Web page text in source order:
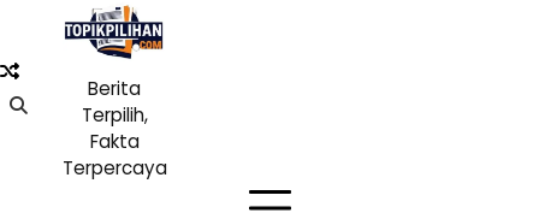
content
Berita
Terpilih,
Fakta
Terpercaya